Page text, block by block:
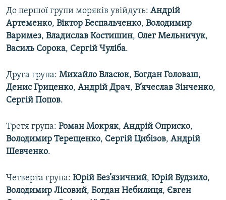
До першої групи моряків увійдуть: Андрій
Артеменко, Віктор Беспальченко, Володимир
Варимез, Владислав Костишин, Олег Мельничук,
Василь Сорока, Сергій Чуліба.
Друга група: Михайло Власюк, Богдан Головаш,
Денис Гриценко, Андрій Драч, В’ячеслав Зінченко,
Сергій Попов.
Третя група: Роман Мокряк, Андрій Оприско,
Володимир Терещенко, Сергій Цибізов, Андрій
Шевченко.
Четверта група: Юрій Без’язичний, Юрій Будзило,
Володимир Лісовий, Богдан Небилиця, Євген